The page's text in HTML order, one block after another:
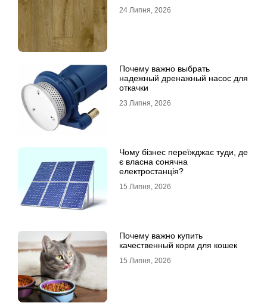
24 Липня, 2026
Почему важно выбрать
надежный дренажный насос для
откачки
23 Липня, 2026
Чому бізнес переїжджає туди, де
є власна сонячна
електростанція?
15 Липня, 2026
Почему важно купить
качественный корм для кошек
15 Липня, 2026